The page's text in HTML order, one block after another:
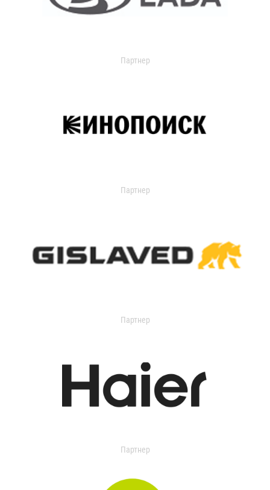
Партнер
Партнер
Партнер
Партнер